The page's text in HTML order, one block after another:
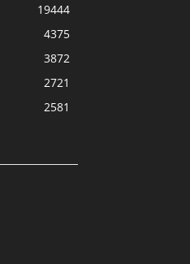
19444
4375
3872
2721
2581